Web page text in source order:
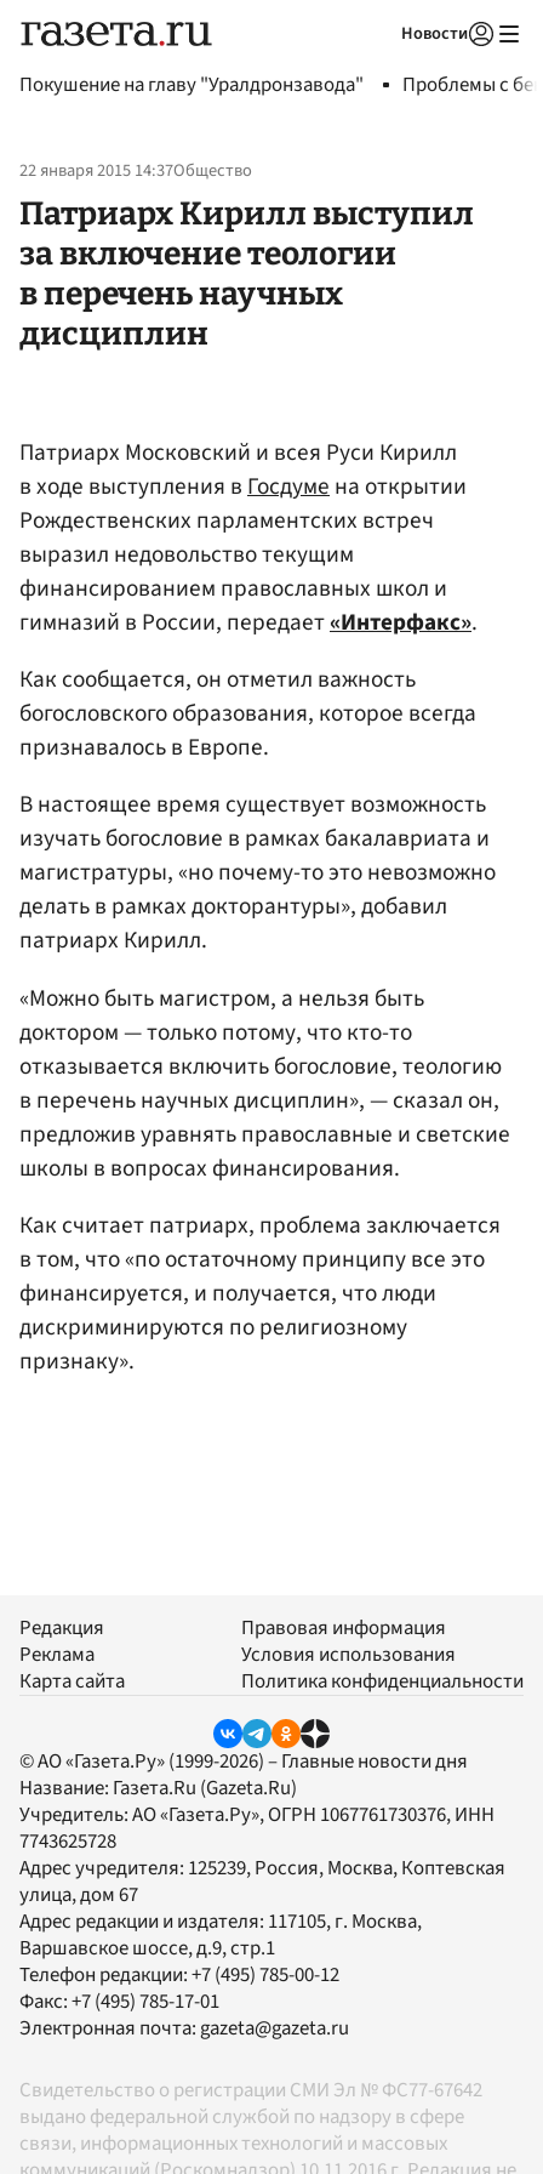
Новости
Покушение на главу "Уралдронзавода" Проблемы с
22 января 2015 14:37Общество
Патриарх Кирилл выступил
за включение теологии
в перечень научных
дисциплин
Патриарх Московский и всея Руси Кирилл
в ходе выступления вГосдумена открытии
Рождественских парламентских встреч
выразил недовольство текущим
финансированием православных школ и
гимназий в России, передает«Интерфакс».
Как сообщается, он отметил важность
богословского образования, которое всегда
признавалось в Европе.
В настоящее время существует возможность
изучать богословие в рамках бакалавриата и
магистратуры, «но почему-то это невозможно
делать в рамках докторантуры», добавил
патриарх Кирилл.
«Можно быть магистром, а нельзя быть
доктором — только потому, что кто-то
отказывается включить богословие, теологию
в перечень научных дисциплин», — сказал он,
предложив уравнять православные и светские
школы в вопросах финансирования.
Как считает патриарх, проблема заключается
в том, что «по остаточному принципу все это
финансируется, и получается, что люди
дискриминируются по религиозному
признаку».
Редакция
Реклама
Карта сайта
Правовая информация
Условия использования
Политика конфиденциальности
© АО «Газета.Ру» (1999-2026) – Главные новости дня
Название: Газета.Ru (Gazeta.Ru)
Учредитель:АО «Газета.Ру», ОГРН 1067761730376, ИНН
7743625728
Адрес учредителя: 125239, Россия, Москва, Коптевская
улица, дом 67
Адрес редакции и издателя: 117105, г. Москва,
Варшавское шоссе, д.9, стр.1
Телефон редакции:+7 (495) 785-00-12
Факс:+7 (495) 785-17-01
Электронная почта:gazeta@gazeta.ru
Свидетельство о регистрации СМИ Эл № ФС77-67642
выдано федеральной службой по надзору в сфере
связи, информационных технологий и массовых